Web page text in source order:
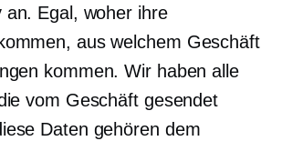
an. Egal, woher ihre
aus welchem ​​Geschäft
kommen. Wir haben alle
vom Geschäft gesendet
Daten gehören dem